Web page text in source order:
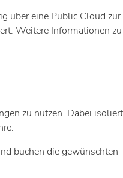
über eine Public Cloud zur
Weitere Informationen zu
zu nutzen. Dabei
buchen die gewünschten